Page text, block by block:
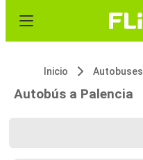
Inicio Autobuses
Autobús a Palencia